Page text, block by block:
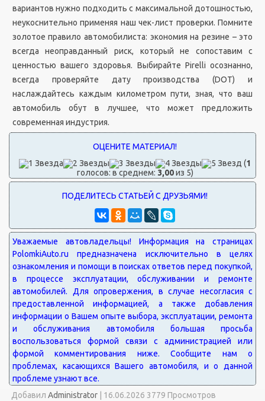
вариантов нужно подходить с максимальной дотошностью,
неукоснительно применяя наш чек-лист проверки. Помните
золотое правило автомобилиста: экономия на резине – это
всегда неоправданный риск, который не сопоставим с
ценностью вашего здоровья. Выбирайте Pirelli осознанно,
всегда проверяйте дату производства (DOT) и
наслаждайтесь каждым километром пути, зная, что ваш
автомобиль обут в лучшее, что может предложить
современная индустрия.
(1
голосов: в среднем: 3,00из 5)
Добавил Administrator 16.06.2026 3779 Просмотров